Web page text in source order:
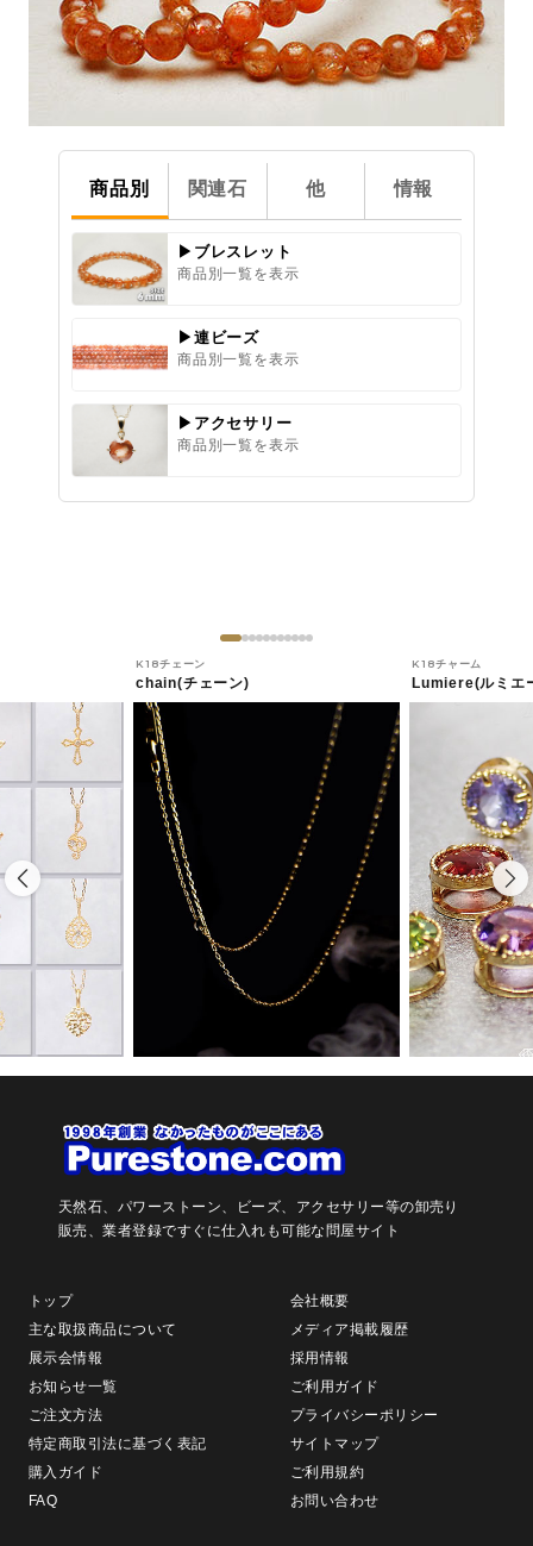
商品別 関連石 他 情報
▶ブレスレット
商品別一覧を表示
▶連ビーズ
商品別一覧を表示
▶アクセサリー
商品別一覧を表示
K18チェーン
chain(チェーン)
K18チャーム
Lumiere(ルミエ
天然石、パワーストーン、ビーズ、アクセサリー等の卸売り
販売、業者登録ですぐに仕入れも可能な問屋サイト
トップ
会社概要
主な取扱商品について
メディア掲載履歴
展示会情報
採用情報
お知らせ一覧
ご利用ガイド
ご注文方法
プライバシーポリシー
特定商取引法に基づく表記
サイトマップ
購入ガイド
ご利用規約
FAQ
お問い合わせ